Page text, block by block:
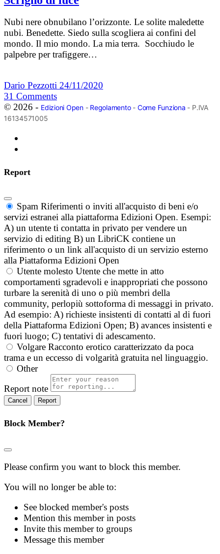
Nubi nere obnubilano l’orizzonte. Le solite maledette
nubi. Benedette. Siedo sulla scogliera ai confini del
mondo. Il mio mondo. La mia terra. Socchiudo le
palpebre per trafiggere…
Dario Pezzotti 24/11/2020
31 Comments
© 2026 - Edizioni Open- Regolamento- Come Funziona - P.IVA
16134571005
Report
Spam Riferimenti o inviti all'acquisto di beni e/o
servizi estranei alla piattaforma Edizioni Open. Esempi:
A) un utente ti contatta in privato per vendere un
servizio di editing B) un LibriCK contiene un
riferimento o un link all'acquisto di un servizio esterno
alla Piattaforma Edizioni Open
Utente molesto Utente che mette in atto
comportamenti sgradevoli e inappropriati che possono
turbare la serenità di uno o più membri della
community, perlopiù sottoforma di messaggi in privato.
Ad esempio: A) richieste insistenti di contatti al di fuori
della Piattaforma Edizioni Open; B) avances insistenti e
fuori luogo; C) tentativi di adescamento.
Volgare Racconto erotico caratterizzato da poca
trama e un eccesso di volgarità gratuita nel linguaggio.
Other
Report note
Report
Block Member?
Please confirm you want to block this member.
You will no longer be able to:
See blocked member's posts
Mention this member in posts
Invite this member to groups
Message this member